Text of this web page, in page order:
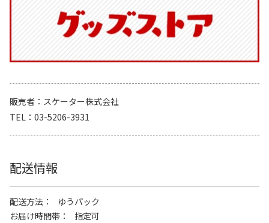
販売者
スケーター株式会社
TEL
03-5206-3931
配送情報
配送方法
ゆうパック
お届け時間帯
指定可